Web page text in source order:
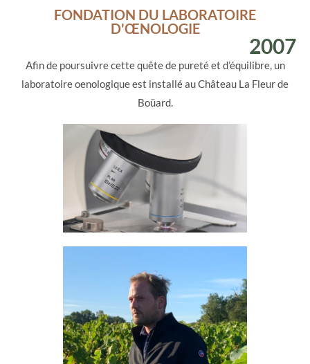
FONDATION DU LABORATOIRE
D'ŒNOLOGIE
2007
Afin de poursuivre cette quête de pureté et d’équilibre, un
laboratoire oenologique est installé au Château La Fleur de
Boüard.